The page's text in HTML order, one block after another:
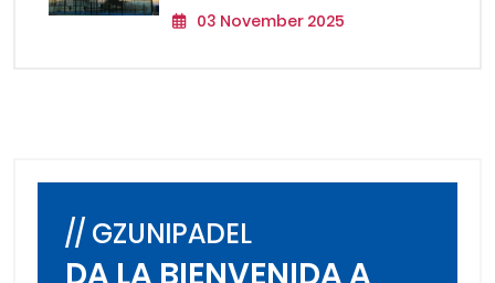
03 November 2025
// GZUNIPADEL
DA LA BIENVENIDA A